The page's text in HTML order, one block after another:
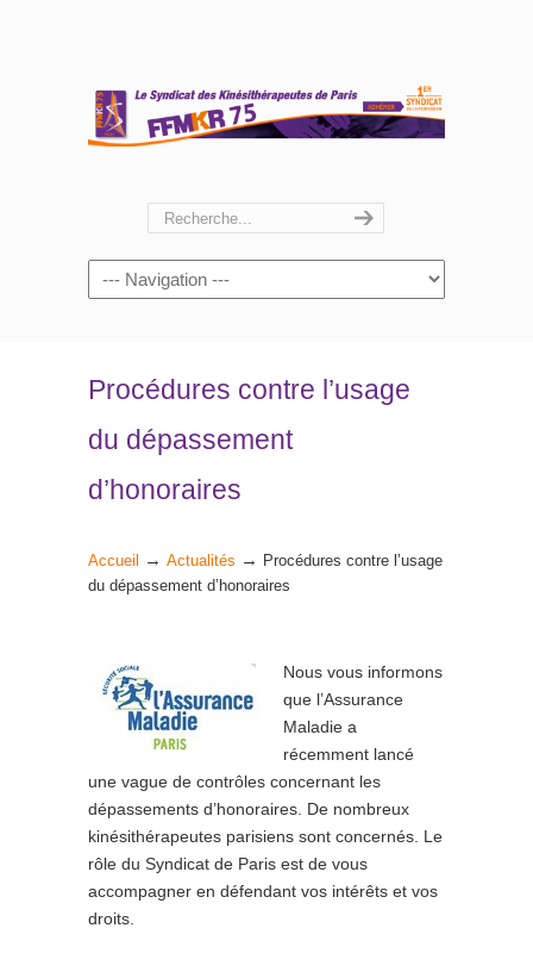
Navigation
Procédures contre l’usage
du dépassement
d’honoraires
Accueil → Actualités →
Procédures contre l’usage
du dépassement d’honoraires
Nous vous informons
que l’Assurance
Maladie a
récemment lancé
une vague de contrôles concernant les
dépassements d’honoraires. De nombreux
kinésithérapeutes parisiens sont concernés. Le
rôle du Syndicat de Paris est de vous
accompagner en défendant vos intérêts et vos
droits.